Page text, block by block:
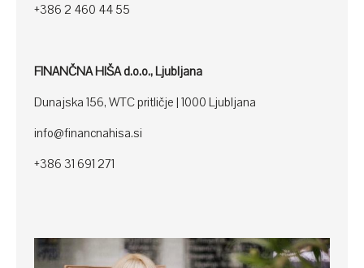
+386 2 460 44 55
FINANČNA HIŠA d.o.o., Ljubljana
Dunajska 156, WTC pritličje | 1000 Ljubljana
info@financnahisa.si
+386 31 691 271